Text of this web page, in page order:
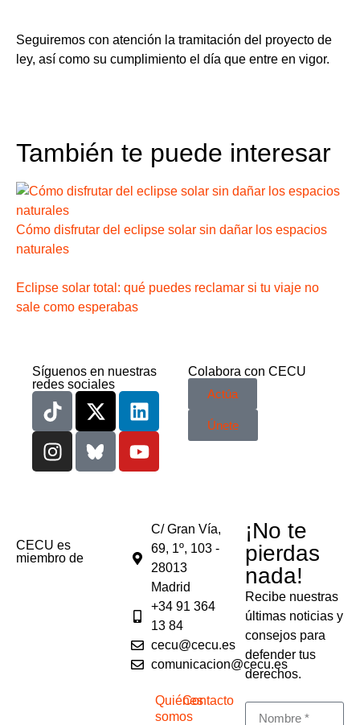
Seguiremos con atención la tramitación del proyecto de
ley, así como su cumplimiento el día que entre en vigor.
También te puede interesar
Cómo disfrutar del eclipse solar sin dañar los espacios
naturales
Eclipse solar total: qué puedes reclamar si tu viaje no
sale como esperabas
Síguenos en nuestras
redes sociales
Colabora con CECU
Actúa
Únete
CECU es
miembro de
C/ Gran Vía,
69, 1º, 103 -
28013
Madrid
+34 91 364
13 84
cecu@cecu.es
comunicacion@cecu.es
Quiénes
somos
Contacto
¡No te
pierdas
nada!
Recibe nuestras
últimas noticias y
consejos para
defender tus
derechos.